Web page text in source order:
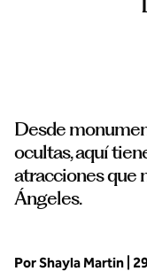
Desde
ocultas, aquí
atracciones que
Ángeles.
Por Shayla Martin |